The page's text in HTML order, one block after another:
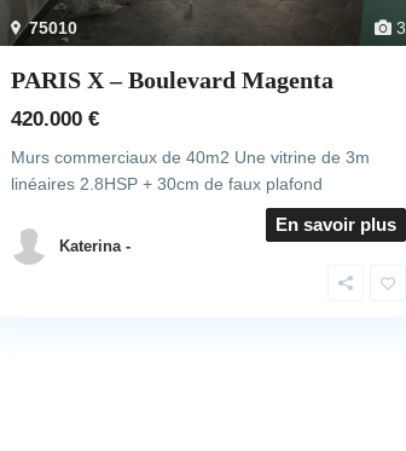
3
75010
PARIS X – Boulevard Magenta
420.000 €
Murs commerciaux de 40m2 Une vitrine de 3m
linéaires 2.8HSP + 30cm de faux plafond
En savoir plus
Katerina -